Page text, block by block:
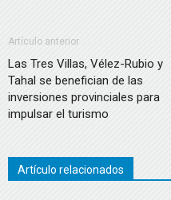
Artículo anterior
Las Tres Villas, Vélez-Rubio y
Tahal se benefician de las
inversiones provinciales para
impulsar el turismo
Artículo relacionados